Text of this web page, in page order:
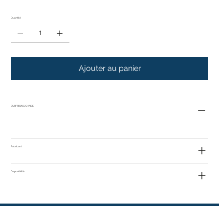
Quantité
Ajouter au panier
SURPRISING CHAISE
Fabricant
Disponibilité